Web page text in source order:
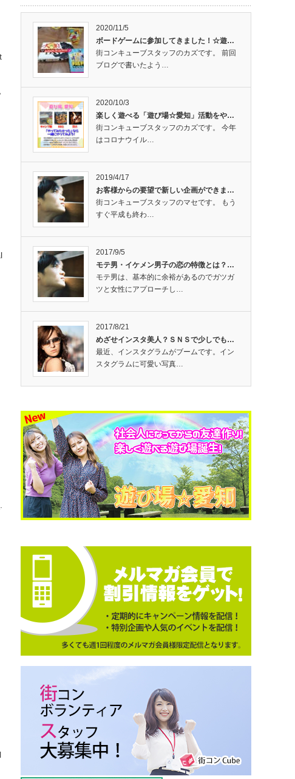
2020/11/5
ボードゲームに参加してきました！☆遊…
街コンキューブスタッフのカズです。 前回
ブログで書いたよう…
2020/10/3
楽しく遊べる「遊び場☆愛知」活動をや…
街コンキューブスタッフのカズです。 今年
はコロナウイル…
2019/4/17
お客様からの要望で新しい企画ができま…
街コンキューブスタッフのマセです。 もう
すぐ平成も終わ…
2017/9/5
モテ男・イケメン男子の恋の特徴とは？…
モテ男は、基本的に余裕があるのでガツガ
ツと女性にアプローチし…
2017/8/21
めざせインスタ美人？ＳＮＳで少しでも…
最近、インスタグラムがブームです。イン
スタグラムに可愛い写真…